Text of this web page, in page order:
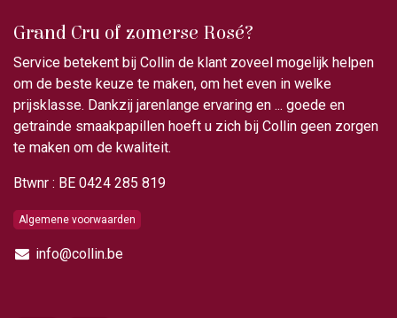
Grand Cru of zomerse Rosé?
Service betekent bij Collin de klant zoveel mogelijk helpen
om de beste keuze te maken, om het even in welke
prijsklasse. Dankzij jarenlange ervaring en ... goede en
getrainde smaakpapillen hoeft u zich bij Collin geen zorgen
te maken om de kwaliteit.
Btwnr : BE 0424 285 819
Algemene voorwaarden
info@collin.be